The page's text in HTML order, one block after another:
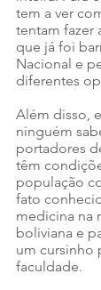
tem a ver
tentam fazer
que já foi
Nacional e
diferentes
Além disso,
ninguém
portadores
têm
população
fato
medicina na
boliviana e
um cursinho
faculdade.